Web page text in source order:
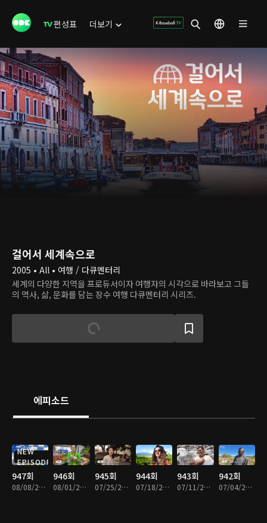
편성표 더보기
걸어서 세계속으로
2005 • All • 여행 / 다큐멘터리
세계의 다양한 지역을 프로듀서이자 여행자의 시각으로 바라보고 그들
의 역사, 삶, 문화를 담는 장수 여행 다큐멘터리 시리즈.
에피소드
NEW
EPISODE
947회
08/08/2026 • 49분
946회
08/01/2026 • 49분
945회
07/25/2026 • 49분
944회
07/18/2026 • 49분
943회
07/11/2026 • 49분
942회
07/04/2026 • 49분